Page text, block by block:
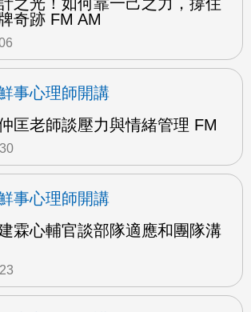
奇跡 FM AM
事心理師開講
匡老師談壓力與情緒管理 FM
事心理師開講
霖心輔官談部隊適應和團隊溝